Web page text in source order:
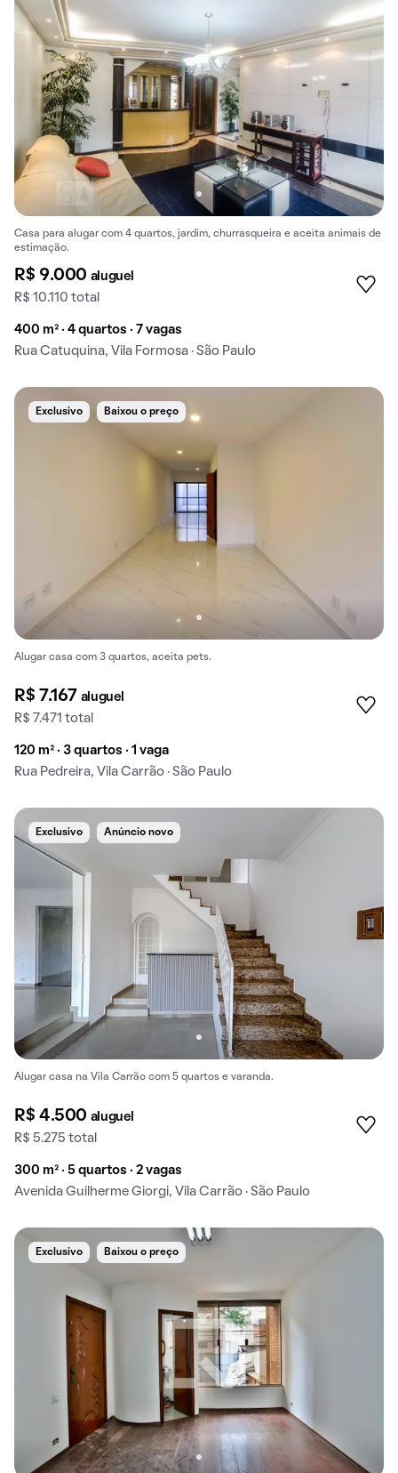
Casa para alugar com 4 quartos, jardim, churrasqueira e aceita animais de
estimação.
R$ 9.000 aluguel
R$ 10.110 total
400 m² · 4 quartos · 7 vagas
Rua Catuquina, Vila Formosa · São Paulo
Exclusivo Baixou o preço
Alugar casa com 3 quartos, aceita pets.
R$ 7.167 aluguel
R$ 7.471 total
120 m² · 3 quartos · 1 vaga
Rua Pedreira, Vila Carrão · São Paulo
Exclusivo Anúncio novo
Alugar casa na Vila Carrão com 5 quartos e varanda.
R$ 4.500 aluguel
R$ 5.275 total
300 m² · 5 quartos · 2 vagas
Avenida Guilherme Giorgi, Vila Carrão · São Paulo
Exclusivo Baixou o preço